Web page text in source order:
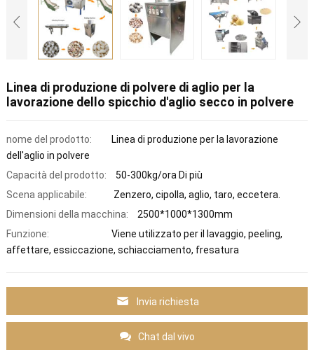
Linea di produzione di polvere di aglio per la
lavorazione dello spicchio d'aglio secco in polvere
nome del prodotto:
Linea di produzione per la lavorazione
dell'aglio in polvere
Capacità del prodotto:
50-300kg/ora Di più
Scena applicabile:
Zenzero, cipolla, aglio, taro, eccetera.
Dimensioni della macchina:
2500*1000*1300mm
Funzione:
Viene utilizzato per il lavaggio, peeling,
affettare, essiccazione, schiacciamento, fresatura
Invia richiesta
Chat dal vivo